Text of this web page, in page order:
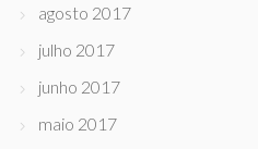
agosto 2017
julho 2017
junho 2017
maio 2017